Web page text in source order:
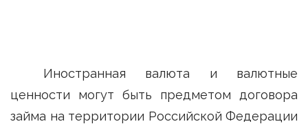
Иностранная валюта и валютные
ценности могут быть предметом договора
займа на территории Российской Федерации